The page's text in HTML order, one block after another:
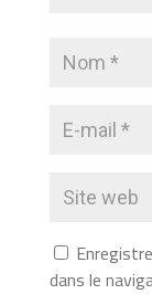
dans le